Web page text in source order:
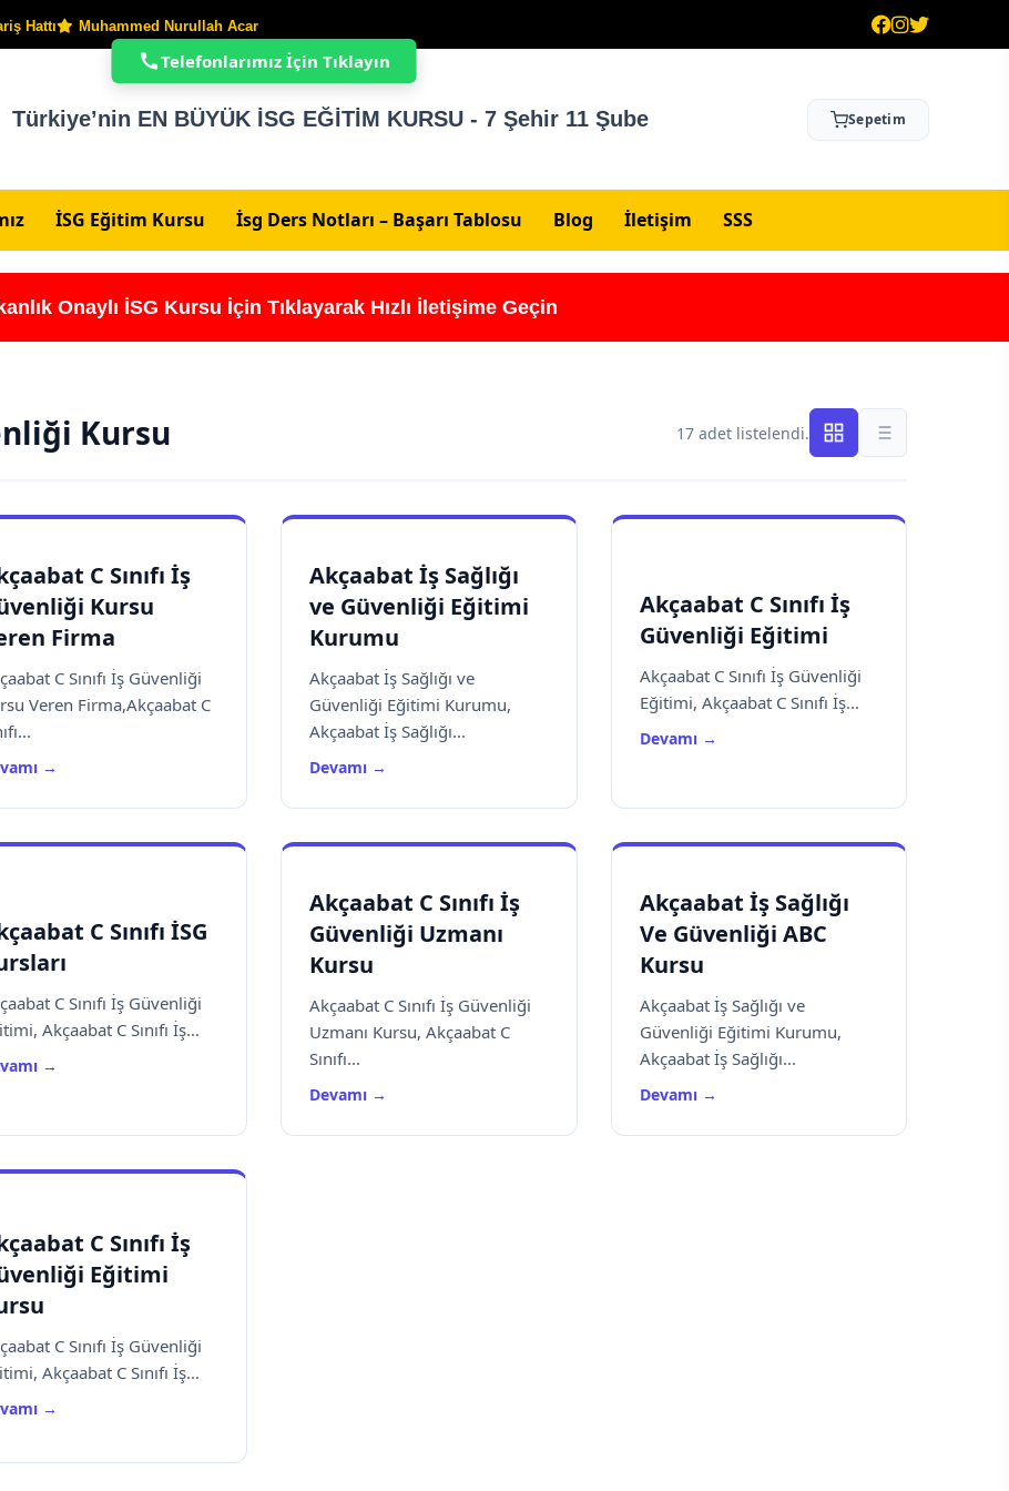
Hattı Muhammed Nurullah Acar
Türkiye’nin EN BÜYÜK İSG EĞİTİM KURSU - 7 Şehir 11 Şube Sepetim
İSG Eğitim Kursu İsg Ders Notları – Başarı Tablosu Blog İletişim SSS
Onaylı İSG Kursu İçin Tıklayarak Hızlı İletişime Geçin
Kursu 17 adet listelendi.
C Sınıfı İş
Kursu
Firma
C Sınıfı İş Güvenliği
Veren Firma,Akçaabat C
→
Akçaabat İş Sağlığı
ve Güvenliği Eğitimi
Kurumu
Akçaabat İş Sağlığı ve
Güvenliği Eğitimi Kurumu,
Akçaabat İş Sağlığı...
Devamı →
Akçaabat C Sınıfı İş
Güvenliği Eğitimi
Akçaabat C Sınıfı İş Güvenliği
Eğitimi, Akçaabat C Sınıfı İş...
Devamı →
C Sınıfı İSG
C Sınıfı İş Güvenliği
Akçaabat C Sınıfı İş...
→
Akçaabat C Sınıfı İş
Güvenliği Uzmanı
Kursu
Akçaabat C Sınıfı İş Güvenliği
Uzmanı Kursu, Akçaabat C
Sınıfı...
Devamı →
Akçaabat İş Sağlığı
Ve Güvenliği ABC
Kursu
Akçaabat İş Sağlığı ve
Güvenliği Eğitimi Kurumu,
Akçaabat İş Sağlığı...
Devamı →
C Sınıfı İş
Eğitimi
C Sınıfı İş Güvenliği
Akçaabat C Sınıfı İş...
→
Telefonlarımız İçin Tıklayın